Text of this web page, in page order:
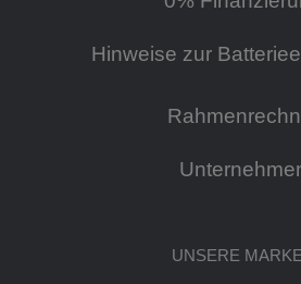
Hinweise zur
UNSERE